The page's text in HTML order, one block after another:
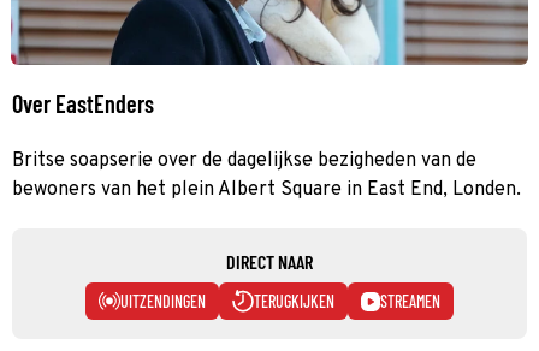
Over EastEnders
Britse soapserie over de dagelijkse bezigheden van de
bewoners van het plein Albert Square in East End, Londen.
DIRECT NAAR
UITZENDINGEN TERUGKIJKEN STREAMEN